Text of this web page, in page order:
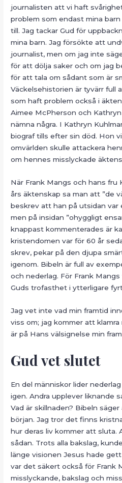
journalisten att vi haft
problem som endast mina
till. Jag tackar Gud för
mina barn. Jag försökte att
journalist, men om jag inte
för att dölja saker och om jag
för att tala om sådant som är
Väckelsehistorien är tyvärr full
som haft problem också i
Aimee McPherson och
nämna några. I Kathryn
biograf tills efter sin död. Hon
omvärlden skulle attackera
om hennes misslyckade
När Frank Mangs och hans fru
års äktenskap sa man att ”de
beskrev att han på utsidan var
men på insidan ”ohyggligt
knappast kommenterades är
kristendomen var för 60 år
skrev, pekar på den djupa
igenom. Bibeln är full av
och nederlag. För Frank
Guds trofasthet i ytterligare
Jag vet inte vad min framtid
viss om; jag kommer att
är på Hans välsignelse min
Gud vet slutet
En del människor lider
igen. Andra upplever liknande
Vad är skillnaden? Bibeln
början. Jag tror det finns
hur deras liv kommer att sluta.
sådan. Trots alla bakslag,
länge visionen Jesus hade
var det säkert också för Frank
misslyckande, bakslag och